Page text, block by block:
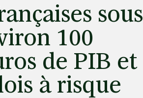
sous
100
de PIB et
à risque